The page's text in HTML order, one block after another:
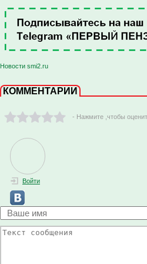
Новости smi2.ru
КОММЕНТАРИИ
- Нажмите ,чтобы
Войти